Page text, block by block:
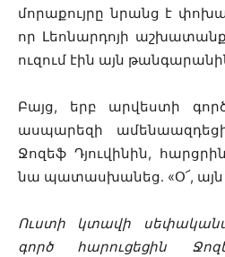
մորաքույրը նրանց է
որ Լեոնարդոյի
ուզում էին այն
Բայց, երբ արվեստի
ասպարեզի
Ջոզեֆ Դյուվինին,
նա պատասխանեց․ «Օ՜, այն
Ուստի կտավի
գործ հարուցեցին